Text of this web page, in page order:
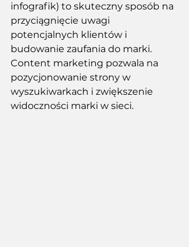
infografik) to skuteczny sposób na
przyciągnięcie uwagi
potencjalnych klientów i
budowanie zaufania do marki.
Content marketing pozwala na
pozycjonowanie strony w
wyszukiwarkach i zwiększenie
widoczności marki w sieci.